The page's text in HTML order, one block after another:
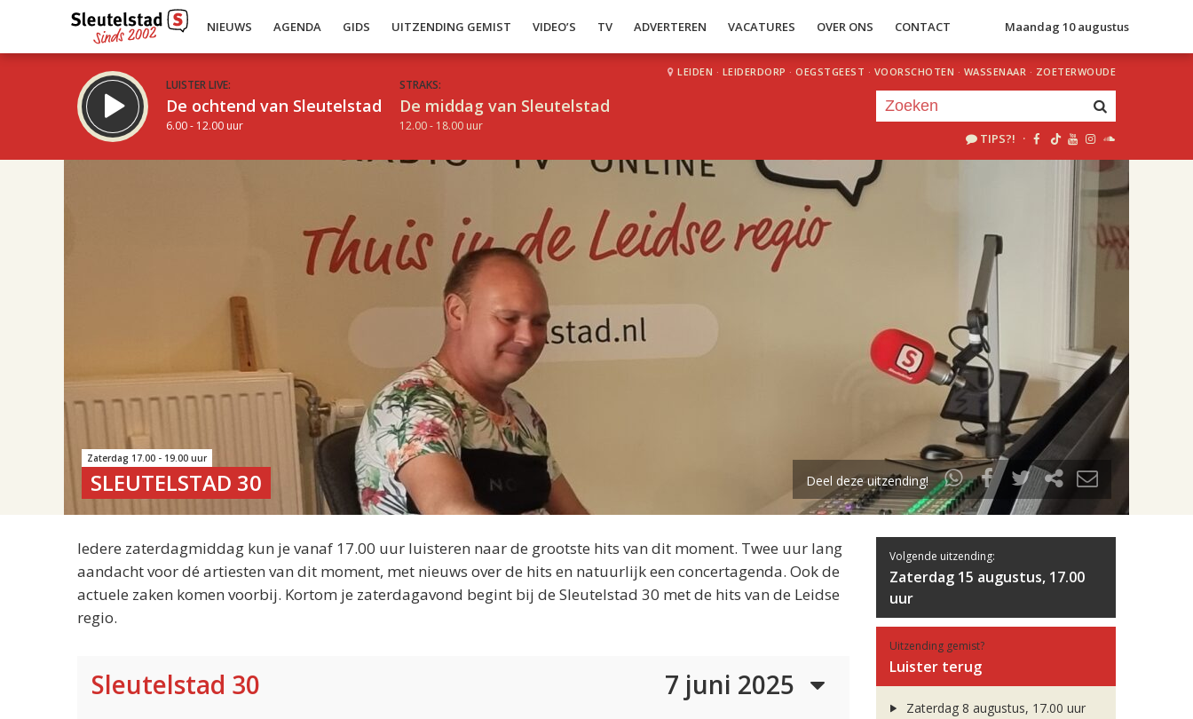
NIEUWS AGENDA GIDS UITZENDING GEMIST VIDEO’S TV ADVERTEREN VACATURES OVER ONS CONTACT Maandag 10 augustus
LUISTER LIVE:
De ochtend van Sleutelstad
6.00 - 12.00 uur
STRAKS:
De middag van Sleutelstad
12.00 - 18.00 uur
LEIDEN · LEIDERDORP · OEGSTGEEST · VOORSCHOTEN · WASSENAAR · ZOETERWOUDE
TIPS?! ·
uur 1 van 2
Volgend uur
Zaterdag 17.00 - 19.00 uur
SLEUTELSTAD 30 Deel deze uitzending!
Iedere zaterdagmiddag kun je vanaf 17.00 uur luisteren naar de grootste hits van dit moment. Twee uur lang
aandacht voor dé artiesten van dit moment, met nieuws over de hits en natuurlijk een concertagenda. Ook de
actuele zaken komen voorbij. Kortom je zaterdagavond begint bij de Sleutelstad 30 met de hits van de Leidse
regio.
Sleutelstad 30 7 juni 2025
Volgende uitzending:
Zaterdag 15 augustus, 17.00
uur
Uitzending gemist?
Luister terug
Zaterdag 8 augustus, 17.00 uur